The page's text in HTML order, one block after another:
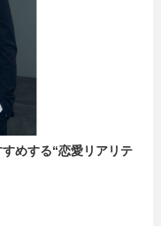
めする“恋愛リアリテ